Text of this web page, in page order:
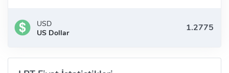
USD
US Dollar